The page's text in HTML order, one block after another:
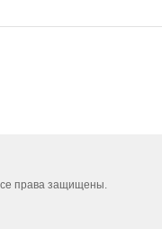
права защищены.